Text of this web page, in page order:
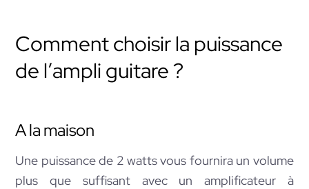
Comment choisir la puissance
de l’ampli guitare ?
A la maison
Une puissance de 2 watts vous fournira un volume
plus que suffisant avec un amplificateur à